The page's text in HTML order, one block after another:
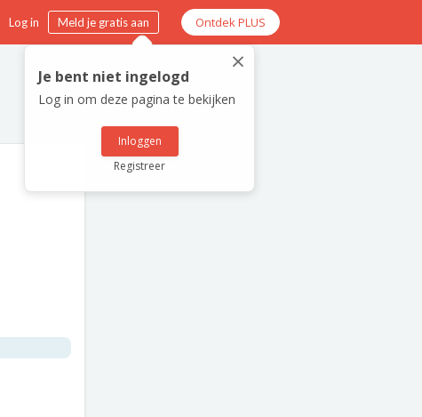
Log in Meld je gratis aan Ontdek PLUS
×
Je bent niet ingelogd
Log in om deze pagina te bekijken
Inloggen
Registreer